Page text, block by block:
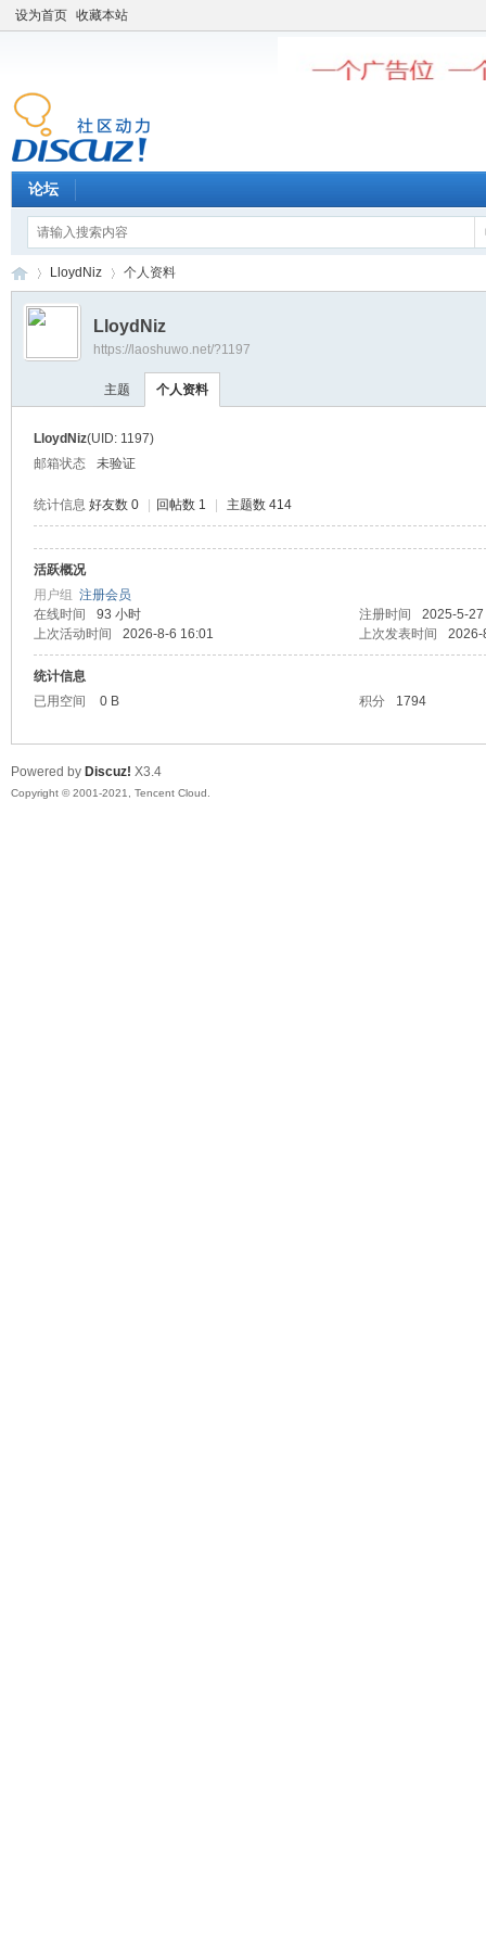
设为首页 收藏本站
论坛
窝
›
LloydNiz 个人资料
LloydNiz
https://laoshuwo.net/?1197
主题 个人资料
LloydNiz(UID: 1197)
邮箱状态
未验证
统计信息 好友数 0 回帖数 1 主题数 414
活跃概况
用户组 注册会员
在线时间
93 小时 注册时间
2025-5-
上次活动时间
2026-8-6 16:01 上次发表时间 2026-
统计信息
已用空间
0 B 积分 1794
Powered by Discuz! X3.4
Copyright © 2001-2021, Tencent Cloud.